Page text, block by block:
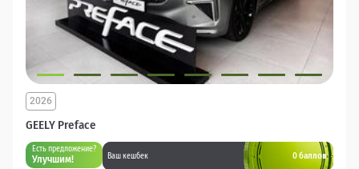
GEELY Preface
2026
Есть предложение?
Улучшим! Ваш кешбек 0 баллов